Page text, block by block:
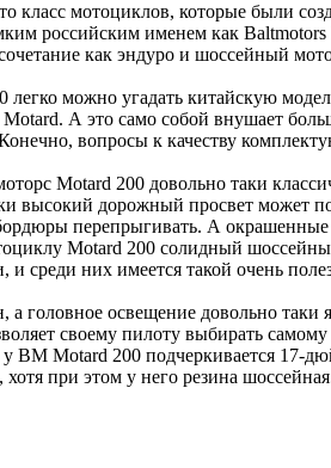
класс мотоциклов, которые были
российским именем как Baltmotors
как эндуро и шоссейный
можно угадать китайскую
А это само собой внушает
вопросы к качеству
Motard 200 довольно таки
высокий дорожный просвет может
перепрыгивать. А
Motard 200 солидный
среди них имеется такой очень
головное освещение довольно таки
своему пилоту выбирать
ВМ Motard 200 подчеркивается 17-
при этом у него резина